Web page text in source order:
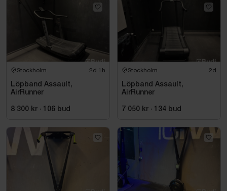
Stockholm 2d 1h
Löpband Assault,
AirRunner
8 300 kr · 106 bud
Stockholm 2d
Löpband Assault,
AirRunner
7 050 kr · 134 bud